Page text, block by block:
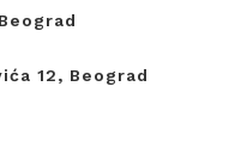
12, Beograd